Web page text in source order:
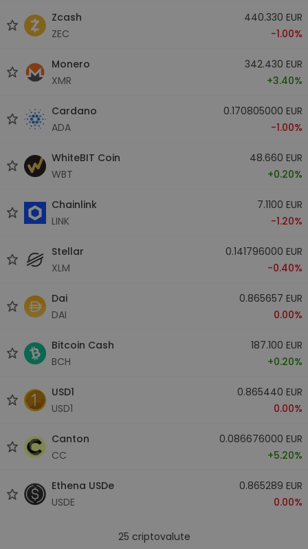
Zcash
ZEC
440.330 EUR
-1.00%
Monero
XMR
342.430 EUR
+3.40%
Cardano
ADA
0.170805000 EUR
-1.00%
WhiteBIT Coin
WBT
48.660 EUR
+0.20%
Chainlink
LINK
7.1100 EUR
-1.20%
Stellar
XLM
0.141796000 EUR
-0.40%
Dai
DAI
0.865657 EUR
0.00%
Bitcoin Cash
BCH
187.100 EUR
+0.20%
USD1
USD1
0.865440 EUR
0.00%
Canton
CC
0.086676000 EUR
+5.20%
Ethena USDe
USDE
0.865289 EUR
0.00%
25 criptovalute